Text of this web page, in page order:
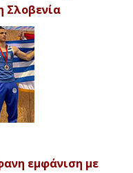
Σλοβενία
εμφάνιση με